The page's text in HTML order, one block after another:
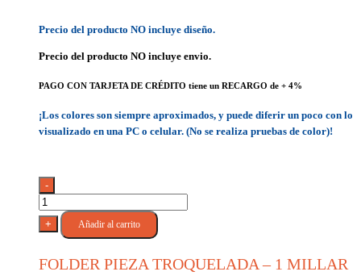
Precio del producto NO incluye diseño.
Precio del producto NO incluye envio.
PAGO CON TARJETA DE CRÉDITO tiene un RECARGO de + 4%
¡Los colores son siempre aproximados, y puede diferir un poco con lo
visualizado en una PC o celular. (No se realiza pruebas de color)!
-
FOLDER
PIEZA
TROQUELADA
1
+ Añadir al carrito
FOLDER PIEZA TROQUELADA – 1 MILLAR